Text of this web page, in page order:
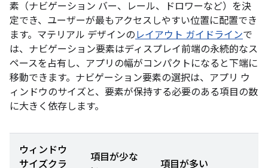
素（ナビゲーション バー、レール、ドロワーなど）を決
定でき、ユーザーが最もアクセスしやすい位置に配置でき
ます。マテリアル デザインの レイアウト ガイドラインで
は、ナビゲーション要素はディスプレイ前端の永続的なス
ペースを占有し、アプリの幅がコンパクトになると下端に
移動できます。ナビゲーション要素の選択は、アプリ ウ
ィンドウのサイズと、要素が保持する必要のある項目の数
に大きく依存します。
ウィンドウ
サイズクラ
項目が少な
項目が多い